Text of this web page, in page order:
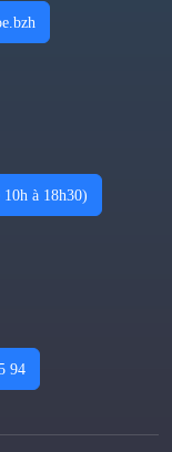
à 18h30)
94